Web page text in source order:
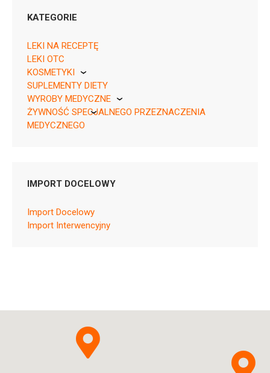
04750258007202 ¦ Rp ¦ 162291
20 tabl.
04750258008926 ¦ Rp ¦ 164983
30 tabl.
KATEGORIE
LEKI NA RECEPTĘ
LEKI OTC
KOSMETYKI
Pierre Fabre
SUPLEMENTY DIETY
WYROBY MEDYCZNE
KikGel
ŻYWNOŚĆ SPECJALNEGO PRZEZNACZENIA
MEDYCZNEGO
IMPORT DOCELOWY
Import Docelowy
Import Interwencyjny